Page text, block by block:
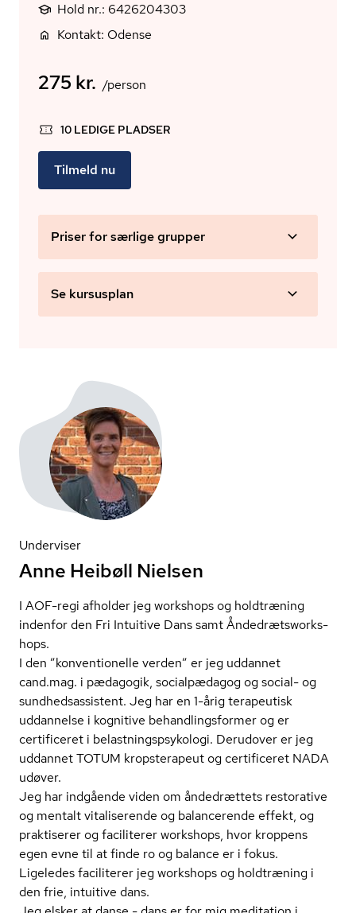
Hold nr.: 6426204303
Kontakt: Odense
275 kr. /person
10 LEDIGE PLADSER
Tilmeld nu
Priser for særlige grupper
Se kursusplan
Underviser
Anne Heibøll Nielsen
I AOF-regi afholder jeg workshops og holdtræning
indenfor den Fri Intuitive Dans samt Ån­de­drætswor­ks­
hops.
I den ”konventionelle verden” er jeg uddannet
cand.mag. i pædagogik, socialpædagog og social- og
sund­heds­as­si­stent. Jeg har en 1-årig terapeutisk
uddannelse i kognitive be­hand­lings­for­mer og er
certificeret i be­last­nings­psy­ko­lo­gi. Derudover er jeg
uddannet TOTUM kropsterapeut og certificeret NADA
udøver.
Jeg har indgående viden om åndedrættets restorative
og mentalt vitaliserende og balancerende effekt, og
praktiserer og faciliterer workshops, hvor kroppens
egen evne til at finde ro og balance er i fokus.
Ligeledes faciliterer jeg workshops og holdtræning i
den frie, intuitive dans.